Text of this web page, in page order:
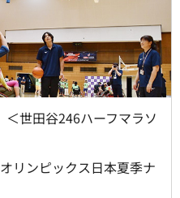
世田谷246ハーフマラソ
リンピックス日本夏季ナ